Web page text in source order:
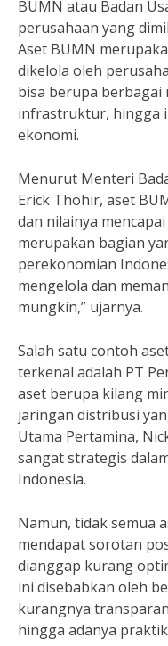
BUMN atau Badan
perusahaan yang
Aset BUMN
dikelola oleh
bisa berupa berbagai
infrastruktur, hingga
ekonomi.
Menurut Menteri
Erick Thohir, aset
dan nilainya
merupakan bagian
perekonomian
mengelola dan
mungkin,” ujarnya.
Salah satu contoh
terkenal adalah PT
aset berupa kilang
jaringan distribusi
Utama Pertamina,
sangat strategis
Indonesia.
Namun, tidak semua
mendapat sorotan
dianggap kurang
ini disebabkan oleh
kurangnya
hingga adanya